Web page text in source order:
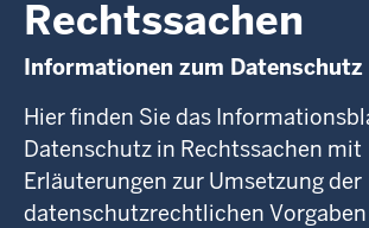
Rechtssachen
Informationen zum Datenschutz
Hier finden Sie das
Datenschutz in Rechtssachen mit
Erläuterungen zur Umsetzung der
datenschutzrechtlichen